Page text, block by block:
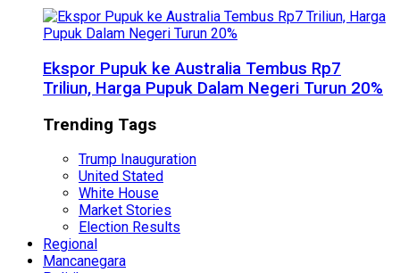
Ekspor Pupuk ke Australia Tembus Rp7
Triliun, Harga Pupuk Dalam Negeri Turun 20%
Trending Tags
Trump Inauguration
United Stated
White House
Market Stories
Election Results
Regional
Mancanegara